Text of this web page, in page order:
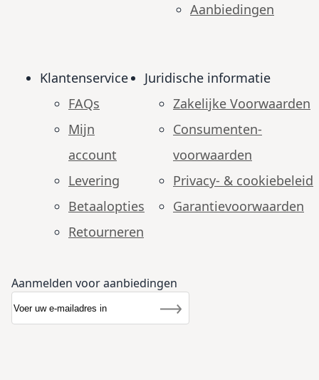
Aanbiedingen
Klantenservice
FAQs
Mijn
account
Levering
Betaalopties
Retourneren
Juridische informatie
Zakelijke Voorwaarden
Consumenten­
voorwaarden
Privacy- & cookiebeleid
Garantie­voorwaarden
Aanmelden voor aanbiedingen
Nieuwsbrief
Inschrijven